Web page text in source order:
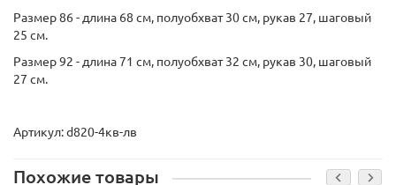
Размер 86 - длина 68 см, полуобхват 30 см, рукав 27, шаговый
25 см.
Размер 92 - длина 71 см, полуобхват 32 см, рукав 30, шаговый
27 см.
Артикул: d820-4кв-лв
Похожие товары